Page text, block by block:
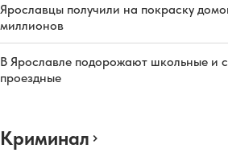
Ярославцы получили на покраску
миллионов
В Ярославле подорожают школьные и
проездные
Криминал